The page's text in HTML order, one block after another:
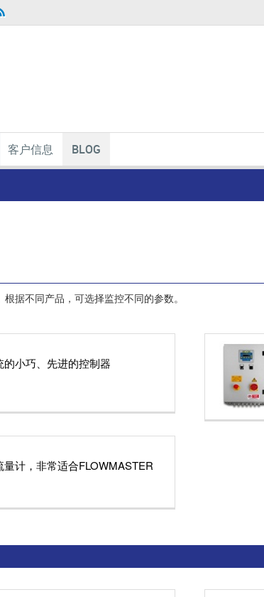
客户信息 BLOG
据不同产品，可选择监控不同的参数。
小巧、先进的控制器
计，非常适合FLOWMASTER